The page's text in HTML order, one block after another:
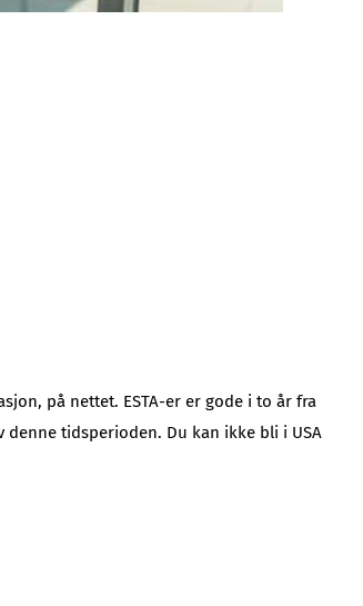
på nettet. ESTA-er er gode i to år fra
tidsperioden. Du kan ikke bli i USA